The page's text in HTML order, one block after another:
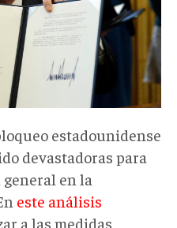
estadounidense
devastadoras para
en la
este análisis
a las medidas